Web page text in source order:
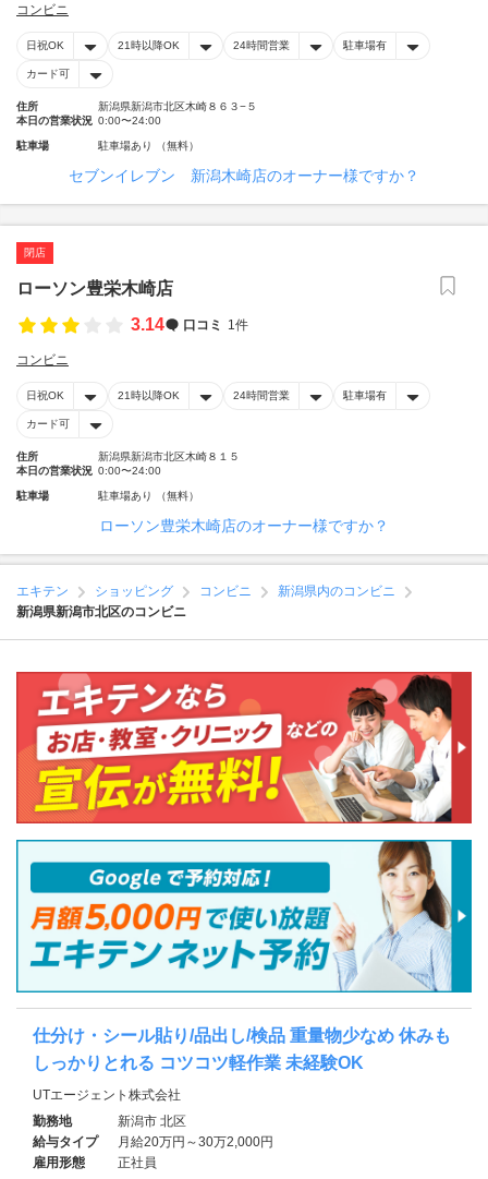
コンビニ
日祝OK 21時以降OK 24時間営業 駐車場有
カード可
住所
新潟県新潟市北区木崎８６３−５
本日の営業状況 0:00〜24:00
駐車場 駐車場あり （無料）
セブンイレブン 新潟木崎店のオーナー様ですか？
閉店
ローソン豊栄木崎店
3.14
口コミ 1件
コンビニ
日祝OK 21時以降OK 24時間営業 駐車場有
カード可
住所
新潟県新潟市北区木崎８１５
本日の営業状況 0:00〜24:00
駐車場 駐車場あり （無料）
ローソン豊栄木崎店のオーナー様ですか？
エキテン ショッピング コンビニ
新潟県内のコンビニ
新潟県新潟市北区のコンビニ
仕分け・シール貼り/品出し/検品 重量物少なめ 休みも
しっかりとれる コツコツ軽作業 未経験OK
UTエージェント株式会社
勤務地
新潟市 北区
給与タイプ
月給20万円～30万2,000円
雇用形態
正社員